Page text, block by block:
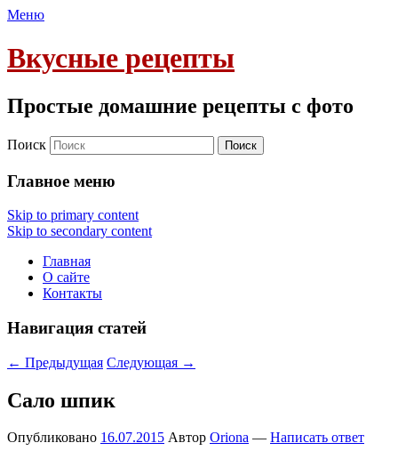
Меню
Вкусные рецепты
Простые домашние рецепты с фото
Поиск
Главное меню
Skip to primary content
Skip to secondary content
Главная
О сайте
Контакты
Навигация статей
← Предыдущая Следующая →
Сало шпик
Опубликовано 16.07.2015 Автор Oriona — Написать ответ